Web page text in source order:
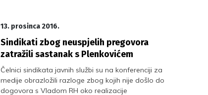
13. prosinca 2016.
Sindikati zbog neuspjelih pregovora
zatražili sastanak s Plenkovićem
Čelnici sindikata javnih službi su na konferenciji za
medije obrazložili razloge zbog kojih nije došlo do
dogovora s Vladom RH oko realizacije